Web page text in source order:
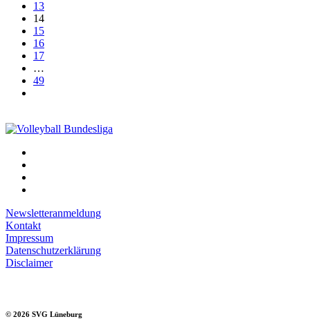
13
14
15
16
17
…
49
Newsletteranmeldung
Kontakt
Impressum
Datenschutzerklärung
Disclaimer
© 2026 SVG Lüneburg